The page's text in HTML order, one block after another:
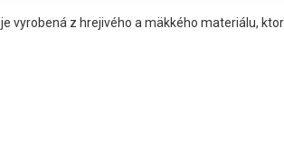
je vyrobená z hrejivého a mäkkého materiálu,